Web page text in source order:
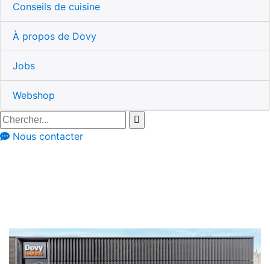
Conseils de cuisine
À propos de Dovy
Jobs
Webshop
Nous contacter
Flandre-Orientale